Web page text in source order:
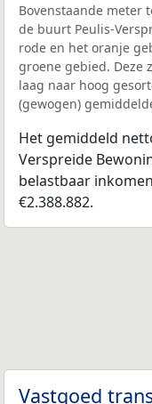
Bovenstaande meter
de buurt Peulis-
rode en het oranje
groene gebied. Deze
laag naar hoog
(gewogen)
Het gemiddeld
Verspreide
belastbaar
€2.388.882.
Vastgoed